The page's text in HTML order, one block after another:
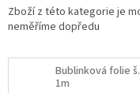
Zboží z této kategorie je
neměříme dopředu
Bublinková folie š.
1m